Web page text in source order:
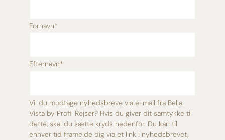
Fornavn*
Efternavn*
Vil du modtage nyhedsbreve via e-mail fra Bella
Vista by Profil Rejser? Hvis du giver dit samtykke til
dette, skal du sætte kryds nedenfor. Du kan til
enhver tid framelde dig via et link i nyhedsbrevet,